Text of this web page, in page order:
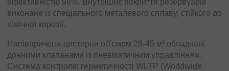
ефективністю 98%. Внутрішнє покриття резервуарів
виконане із спеціального металевого сплаву, стійкого до
хімічної корозії.
Напівпричепи-цистерни об'ємом 28-45 м³ обладнані
донними клапанами із пневматичним управлінням.
Система контролю герметичності WLTP (Worldwide